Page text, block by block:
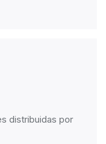
distribuidas por